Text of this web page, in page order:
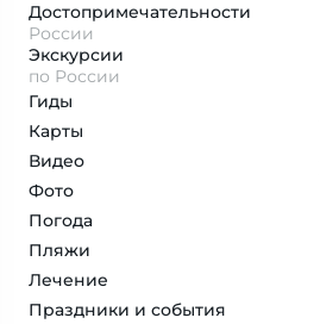
Достопримеча­тельности
России
Экскурсии
по России
Гиды
Карты
Видео
Фото
Погода
Пляжи
Лечение
Праздники и события